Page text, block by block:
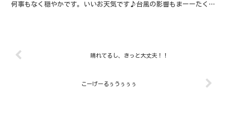
何事もなく穏やかです。いいお天気です♪台風の影響もまーーたくあ
晴れてるし、きっと大丈夫！！
こーげーるぅうぅぅぅ